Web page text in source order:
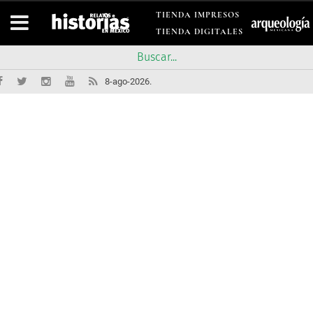
TIENDA IMPRESOS
TIENDA DIGITALES
8-ago-2026.